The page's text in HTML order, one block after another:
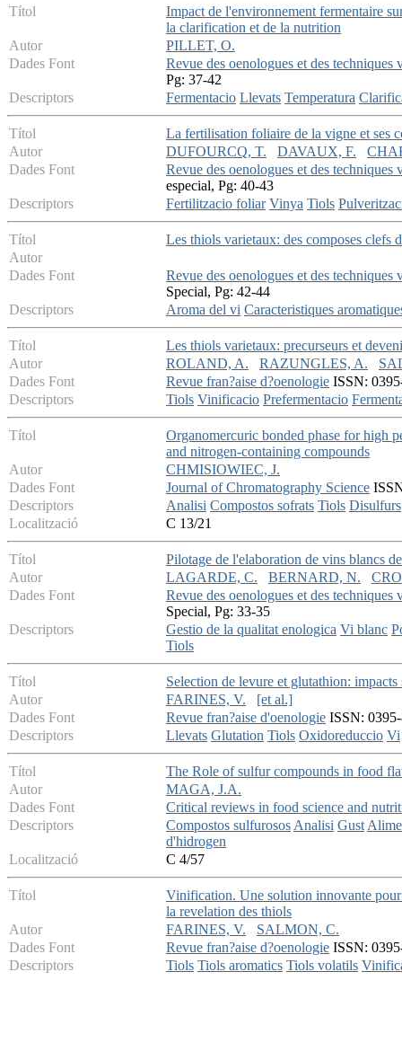
Títol
Impact de l'environnement fermentaire
la clarification et de la nutrition
Autor
PILLET, O.
Dades Font
Revue des oenologues et des
Pg: 37-42
Descriptors
Fermentacio Llevats Temperatura
Títol
La fertilisation foliaire de la vigne et ses
Autor
DUFOURCQ, T. DAVAUX, F.
Dades Font
Revue des oenologues et des
especial, Pg: 40-43
Descriptors
Fertilitzacio foliar Vinya Tiols
Títol
Les thiols varietaux: des composes clefs
Autor
Dades Font
Revue des oenologues et des
Special, Pg: 42-44
Descriptors
Aroma del vi Caracteristiques
Títol
Les thiols varietaux: precurseurs et
Autor
ROLAND, A. RAZUNGLES, A.
Dades Font
Revue fran?aise d?oenologie ISSN:
Descriptors
Tiols Vinificacio Prefermentacio
Títol
Organomercuric bonded phase for high
and nitrogen-containing compounds
Autor
CHMISIOWIEC, J.
Dades Font
Journal of Chromatography Science
Descriptors
Analisi Compostos sofrats Tiols Disulfurs
Localització
C 13/21
Títol
Pilotage de l'elaboration de vins blancs
Autor
LAGARDE, C. BERNARD, N.
Dades Font
Revue des oenologues et des
Special, Pg: 33-35
Descriptors
Gestio de la qualitat enologica Vi blanc
Tiols
Títol
Selection de levure et glutathion:
Autor
FARINES, V.
[et al.]
Dades Font
Revue fran?aise d'oenologie ISSN:
Descriptors
Llevats Glutation Tiols Oxidoreduccio Vi
Títol
The Role of sulfur compounds in food
Autor
MAGA, J.A.
Dades Font
Critical reviews in food science and
Descriptors
Compostos sulfurososAnalisi Gust
d'hidrogen
Localització
C 4/57
Títol
Vinification. Une solution innovante
la revelation des thiols
Autor
FARINES, V.
SALMON, C.
Dades Font
Revue fran?aise d?oenologie ISSN:
Descriptors
Tiols Tiols aromatics Tiols volatils